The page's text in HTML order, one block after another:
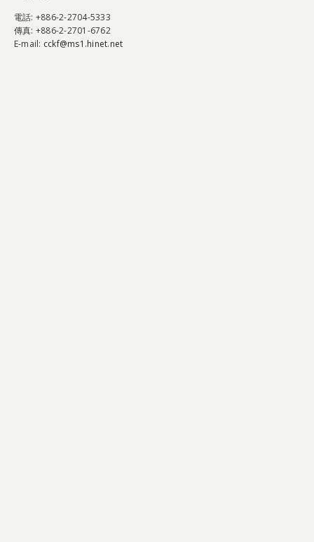
電話: +886-2-2704-5333
傳真: +886-2-2701-6762
E-mail: cckf@ms1.hinet.net